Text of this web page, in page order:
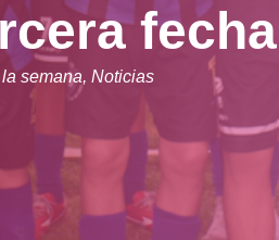
fecha
semana, Noticias